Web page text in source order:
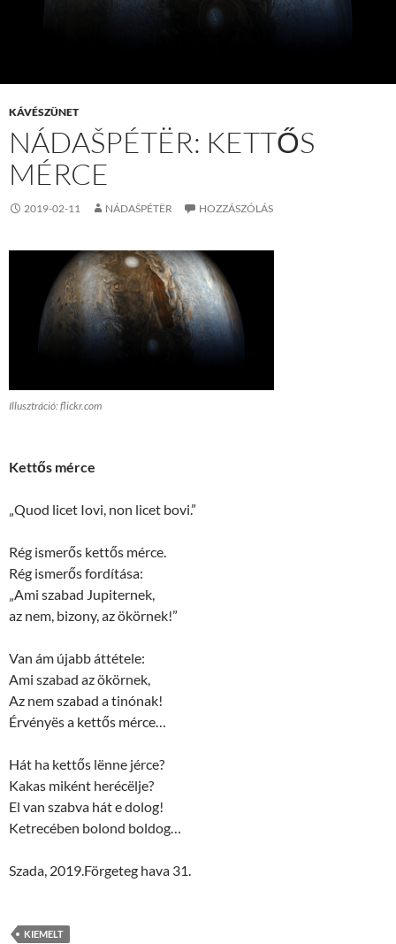
KÁVÉSZÜNET
NÁDAŠPÉTËR: KETTŐS
MÉRCE
2019-02-11 NÁDAŠPÉTËR HOZZÁSZÓLÁS
Illusztráció: flickr.com
Kettős mérce
„Quod licet Iovi, non licet bovi.”
Rég ismerős kettős mérce.
Rég ismerős fordítása:
„Ami szabad Jupiternek,
az nem, bizony, az ökörnek!”
Van ám újabb áttétele:
Ami szabad az ökörnek,
Az nem szabad a tinónak!
Érvényës a kettős mérce…
Hát ha kettős lënne jérce?
Kakas miként herécëlje?
El van szabva hát e dolog!
Ketrecében bolond boldog…
Szada, 2019.Förgeteg hava 31.
KIEMELT